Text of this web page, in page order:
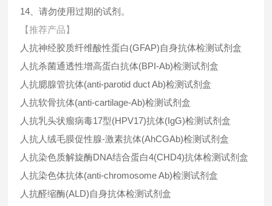
14、请勿使用过期的试剂。
【推荐产品】
人抗神经胶质纤维酸性蛋白(GFAP)自身抗体检测试剂盒
人抗杀菌通透性增高蛋白抗体(BPI-Ab)检测试剂盒
人抗腮腺管抗体(anti-parotid duct Ab)检测试剂盒
人抗软骨抗体(anti-cartilage-Ab)检测试剂盒
人抗乳头状瘤病毒17型(HPV17)抗体(IgG)检测试剂盒
人抗人绒毛膜促性腺-激素抗体(AhCGAb)检测试剂盒
人抗染色质解旋酶DNA结合蛋白4(CHD4)抗体检测试剂盒
人抗染色体抗体(anti-chromosome Ab)检测试剂盒
人抗醛缩酶(ALD)自身抗体检测试剂盒